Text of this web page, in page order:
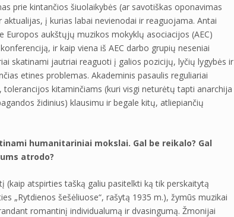
prie kintančios šiuolaikybės (ar savotiškas oponavimas
į kurias labai nevienodai ir reaguojama. Antai
aukštųjų muzikos mokyklų asociacijos (AEC)
ir kaip viena iš AEC darbo grupių neseniai
skatinami jautriai reaguoti į galios pozicijų, lyčių lygybės ir
etines problemas. Akademinis pasaulis reguliariai
kitaminčiams (kuri visgi neturėtų tapti anarchija
židinius) klausimu ir begale kitų, atliepiančių
humanitariniai mokslai. Gal be reikalo? Gal
atrodo?
atspirties tašką galiu pasitelkti ką tik perskaitytą
„Rytdienos šešėliuose“, rašytą 1935 m.), žymūs muzikai
romantinį individualumą ir dvasingumą. Žmonijai